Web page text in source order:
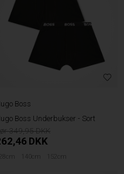
Boss
Boss Underbukser - Sort
349,95
DKK
140cm 152cm